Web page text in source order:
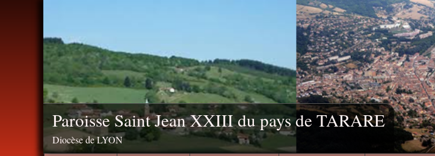
Paroisse Saint Jean XXIII du pays de TARARE
Diocèse de LYON